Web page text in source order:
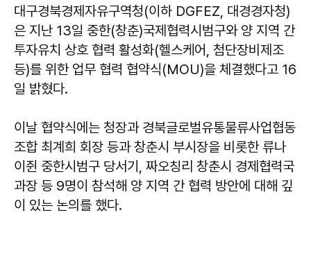
대구경북경제자유구역청(이하 DGFEZ, 대경경자청)
은 지난 13일 중한(창춘)국제협력시범구와 양 지역 간
투자유치 상호 협력 활성화(헬스케어, 첨단장비제조
등)를 위한 업무 협력 협약식(MOU)을 체결했다고 16
일 밝혔다.
이날 협약식에는 청장과 경북글로벌유통물류사업협동
조합 최계희 회장 등과 창춘시 부시장을 비롯한 류나
이쥔 중한시범구 당서기, 짜오칭리 창춘시 경제협력국
과장 등 9명이 참석해 양 지역 간 협력 방안에 대해 깊
이 있는 논의를 했다.